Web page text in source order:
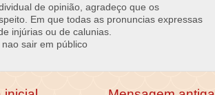
de opinião, agradeço que os
Em que todas as pronuncias expressas
injúrias ou de calunias.
sair em público